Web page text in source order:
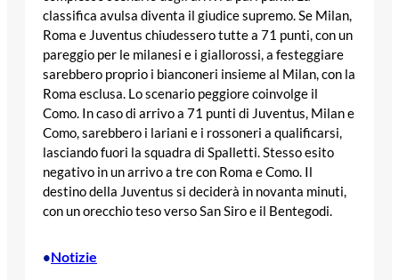
classifica avulsa diventa il giudice supremo. Se Milan,
Roma e Juventus chiudessero tutte a 71 punti, con un
pareggio per le milanesi e i giallorossi, a festeggiare
sarebbero proprio i bianconeri insieme al Milan, con la
Roma esclusa. Lo scenario peggiore coinvolge il
Como. In caso di arrivo a 71 punti di Juventus, Milan e
Como, sarebbero i lariani e i rossoneri a qualificarsi,
lasciando fuori la squadra di Spalletti. Stesso esito
negativo in un arrivo a tre con Roma e Como. Il
destino della Juventus si deciderà in novanta minuti,
con un orecchio teso verso San Siro e il Bentegodi.
•Notizie